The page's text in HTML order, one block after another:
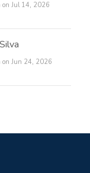
on Jul 14, 2026
on Jun 24, 2026